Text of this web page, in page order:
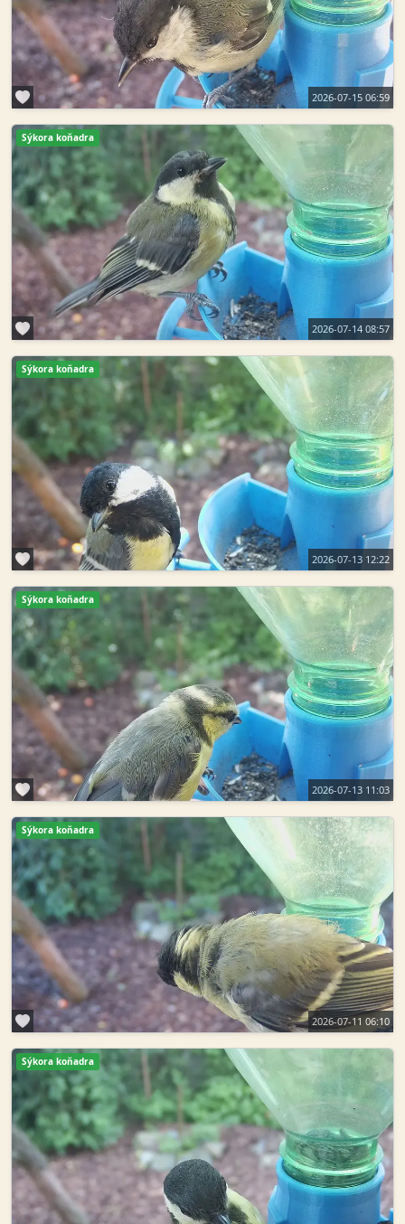
2026-07-15 06:59
Sýkora koňadra
2026-07-14 08:57
Sýkora koňadra
2026-07-13 12:22
Sýkora koňadra
2026-07-13 11:03
Sýkora koňadra
2026-07-11 06:10
Sýkora koňadra